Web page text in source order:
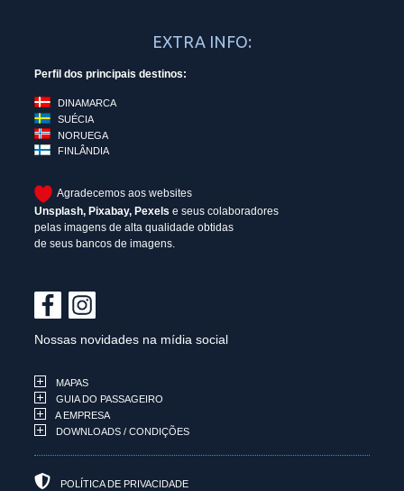
EXTRA INFO:
Perfil dos principais destinos:
DINAMARCA
SUÉCIA
NORUEGA
FINLÂNDIA
Agradecemos aos websites
Unsplash,Pixabay,Pexels e seus colaboradores
pelas imagens de alta qualidade obtidas
de seus bancos de imagens.
Nossas novidades na mídia social
MAPAS
GUIA DO PASSAGEIRO
A EMPRESA
DOWNLOADS / CONDIÇÕES
POLÍTICA DE PRIVACIDADE